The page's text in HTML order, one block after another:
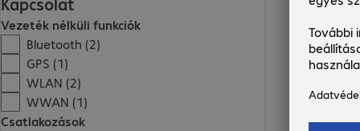
Vezeték nélküli funkciók
Bluetooth (2)
GPS (1)
WLAN (2)
WWAN (1)
Csatlakozások